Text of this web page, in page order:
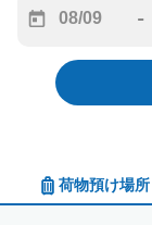
forward
interact
calendar
and
-
荷物預け場所